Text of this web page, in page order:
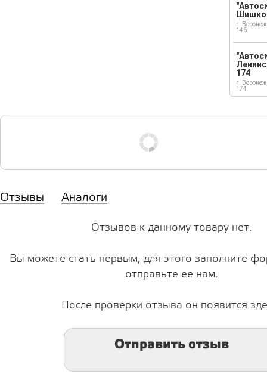
г.
146
174
г.
174
Отзывы Аналоги
Отзывов к данному товару нет.
Вы можете стать первым, для этого заполните
отправьте ее нам.
После проверки отзыва он появится
Отправить отзыв